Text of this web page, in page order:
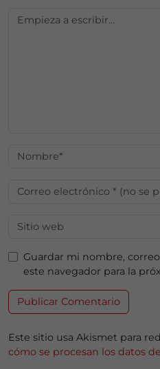
Guardar mi nombre,
este navegador para la
Este sitio usa Akismet para
cómo se procesan los datos